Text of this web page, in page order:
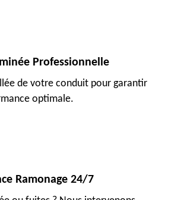
Professionnelle
de votre conduit pour garantir
optimale.
Ramonage 24/7